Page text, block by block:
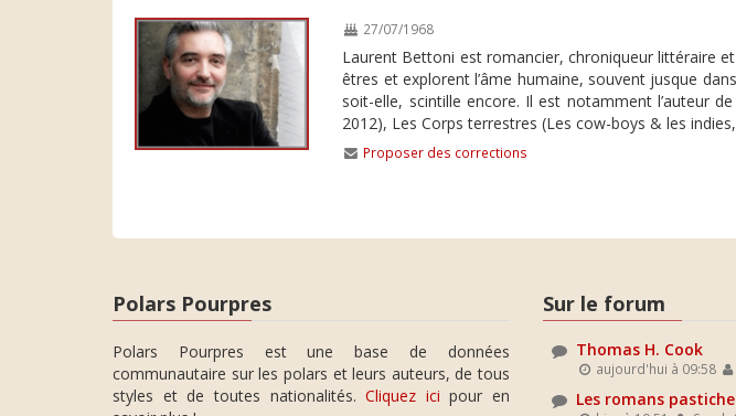
27/07/1968
Laurent Bettoni est romancier, chroniqueur littéraire
êtres et explorent l’âme humaine, souvent jusque
soit-elle, scintille encore. Il est notamment l’auteur
2012), Les Corps terrestres (Les cow-boys & les
Proposer des corrections
Polars Pourpres
Polars Pourpres est une base de données
communautaire sur les polars et leurs auteurs, de tous
styles et de toutes nationalités.Cliquez ici pour en
Sur le forum
Thomas H. Cook
aujourd'hui à 09:58
Les romans